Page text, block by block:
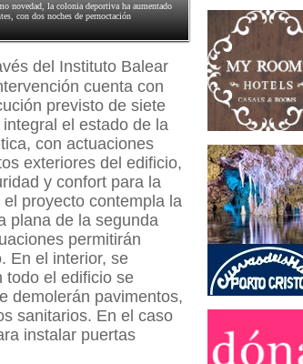
novedad, la colonia deportiva ha aumentado
con dos noches de pernoctación
del Instituto Balear
cuenta con
previsto de siete
el estado de la
con actuaciones
exteriores del edificio,
y confort para la
proyecto contempla la
plana de la segunda
permitirán
En el interior, se
todo el edificio se
demolerán pavimentos,
sanitarios. En el caso
instalar puertas